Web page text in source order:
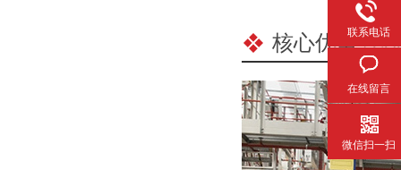
核心优势 /
联系电话
在线留言
微信扫一扫